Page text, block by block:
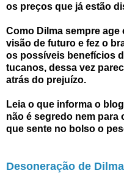
os preços que já estão
Como Dilma sempre age
visão de futuro e fez o
os possíveis benefícios
tucanos, dessa vez
atrás do prejuízo.
Leia o que informa o
não é segredo nem
que sente no bolso o
Desoneração de